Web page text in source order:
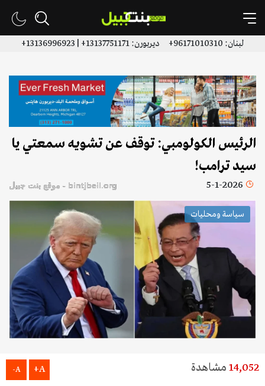
لبنان: 96171010310+ ديربورن: 13137751171+ | 13136996923+
الرئيس الكولومبي: توقف عن تشويه سمعتي يا
سيد ترامب!
5-1-2026 bintjbeil.org - موقع بنت جبيل
سياسة ومحليات
14,052 مشاهدة A+
A-